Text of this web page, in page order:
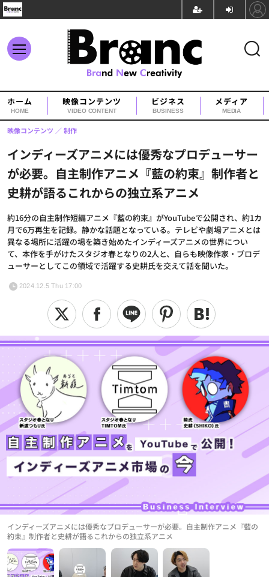
ホーム
HOME
映像コンテンツ
VIDEO CONTENT
ビジネス
BUSINESS
メディア
MEDIA
インディーズアニメには優秀なプロデューサー
が必要。自主制作アニメ『藍の約束』制作者と
史耕が語るこれからの独立系アニメ
約16分の自主制作短編アニメ『藍の約束』がYouTubeで公開され、約1カ
月で6万再生を記録。静かな話題となっている。テレビや劇場アニメとは
異なる場所に活躍の場を築き始めたインディーズアニメの世界につい
て、本作を手がけたスタジオ春となりの2人と、自らも映像作家・プロデ
ューサーとしてこの領域で活躍する史耕氏を交えて話を聞いた。
映像コンテンツ 制作
2024.12.5 Thu 17:00
インディーズアニメには優秀なプロデューサーが必要。自主制作アニメ『藍の
約束』制作者と史耕が語るこれからの独立系アニメ